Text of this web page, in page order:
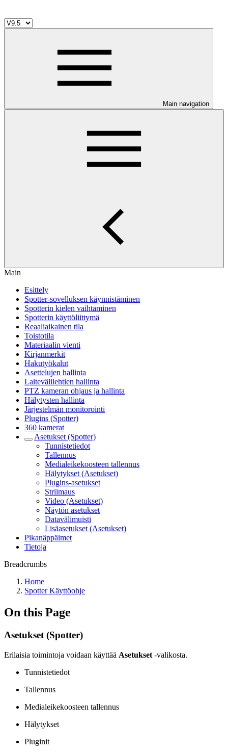
Main navigation
Main
Esittely
Spotter-sovelluksen käynnistäminen
Spotterin kielen vaihtaminen
Spotterin käyttöliittymä
Reaaliaikainen tila
Toistotila
Materiaalin vienti
Kirjanmerkit
Hakutyökalut
Asettelujen hallinta
Laitevälilehtien hallinta
PTZ kameran ohjaus ja hallinta
Hälytysten hallinta
Järjestelmän monitorointi
Plugins (Spotter)
360 kamerat
Asetukset (Spotter)
Tunnistetiedot
Tallennus
Medialeikekoosteen tallennus
Hälytykset (Asetukset)
Plugins-asetukset
Striimaus
Video (Asetukset)
Näytön asetukset
Datavälimuisti
Lisäasetukset (Asetukset)
Pikanäppäimet
Tietoja
Breadcrumbs
Home
Spotter Käyttöohje
On this Page
Asetukset (Spotter)
Erilaisia toimintoja voidaan käyttää Asetukset -valikosta.
Tunnistetiedot
Tallennus
Medialeikekoosteen tallennus
Hälytykset
Pluginit